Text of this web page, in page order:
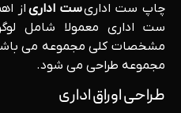
چاپ ست اداریست اداری از
ست اداری معمولا شامل
مشخصات کلی مجموعه می
مجموعه طراحی می شود.
طراحی اوراق اداری